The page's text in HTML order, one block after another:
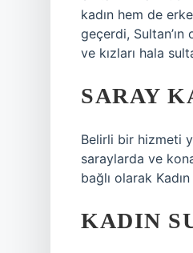
kadın hem de
geçerdi, Sultan’ın
ve kızları hala
SARAY
Belirli bir hizmeti
saraylarda ve
bağlı olarak
KADIN